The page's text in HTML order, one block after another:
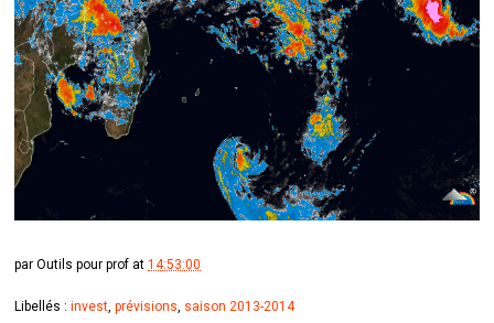
parOutils pour prof at14:53:00
Libellés :invest ,prévisions saison 2013-2014